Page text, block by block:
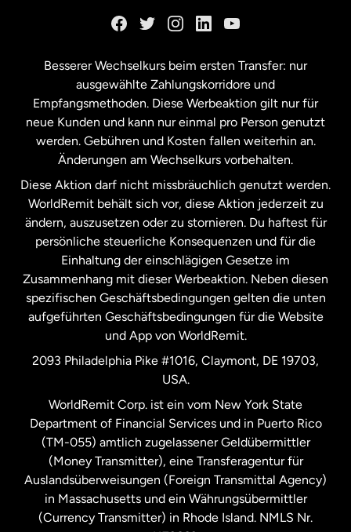
Malaysia
Neuseeland
Niederlande
Schweden
Spanien
Vereinigte Staaten English
Vereinigte Staaten
Vereinigtes Königreich
Besserer Wechselkurs beim ersten Transfer: nur
ausgewählte Zahlungskorridore und
Empfangsmethoden. Diese Werbeaktion gilt nur für
neue Kunden und kann nur einmal pro Person genutzt
werden. Gebühren und Kosten fallen weiterhin an.
Änderungen am Wechselkurs vorbehalten.
Diese Aktion darf nicht missbräuchlich genutzt werden.
WorldRemit behält sich vor, diese Aktion jederzeit zu
ändern, auszusetzen oder zu stornieren. Du haftest für
persönliche steuerliche Konsequenzen und für die
Einhaltung der einschlägigen Gesetze im
Zusammenhang mit dieser Werbeaktion. Neben diesen
spezifischen Geschäftsbedingungen gelten die unten
aufgeführten Geschäftsbedingungen für die Website
und App von WorldRemit.
2093 Philadelphia Pike #1016, Claymont, DE 19703,
USA.
WorldRemit Corp. ist ein vom New York State
Department of Financial Services und in Puerto Rico
(TM-055) amtlich zugelassener Geldübermittler
(Money Transmitter), eine Transferagentur für
Auslandsüberweisungen (Foreign Transmittal Agency)
in Massachusetts und ein Währungsübermittler
(Currency Transmitter) in Rhode Island. NMLS Nr.